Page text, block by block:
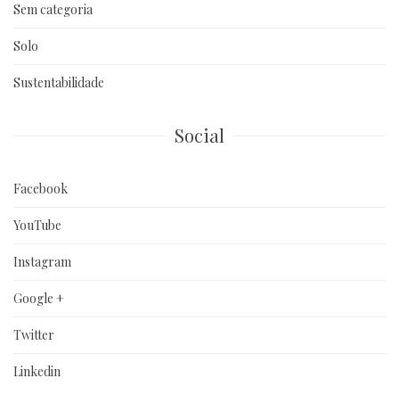
Sem categoria
Solo
Sustentabilidade
Social
Facebook
YouTube
Instagram
Google +
Twitter
Linkedin